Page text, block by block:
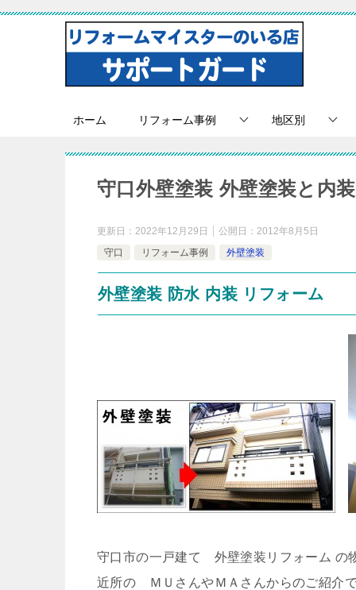
ホーム リフォーム事例 地区別
守口外壁塗装 外壁塗装と
更新日： 2022年12月29日 公開日： 2012年8月5日
守口
リフォーム事例 外壁塗装
外壁塗装 防水 内装 リフォーム
守口市の一戸建て 外壁塗装リフォーム の
近所の ＭＵさんやＭＡさんからのご紹介